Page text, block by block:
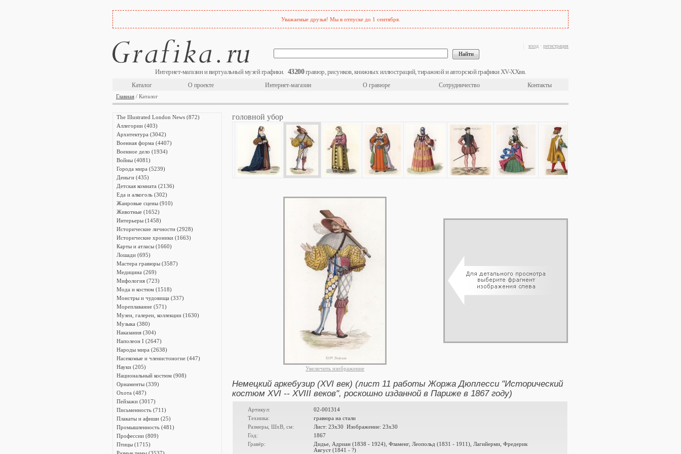
Уважаемые друзья! Мы в отпуске до 1 сентября.
вход · регистрация
Интернет-магазин и виртуальный музей графики. 43200гравюр, рисунков, книжных иллюстраций, тиражной и авторской графики XV-XXвв.
Каталог О проекте Интернет-магазин О гравюре Сотрудничество Контакты
Главная / Каталог
The Illustrated London News (872)
Аллегории (403)
Архитектура (3042)
Военная форма (4407)
Военное дело (1934)
Войны (4081)
Города мира (5239)
Деньги (435)
Детская комната (2136)
Еда и алкоголь (302)
Жанровые сцены (910)
Животные (1652)
Интерьеры (1458)
Исторические личности (2928)
Исторические хроники (1663)
Карты и атласы (1660)
Лошади (695)
Мастера гравюры (3587)
Медицина (269)
Мифология (723)
Мода и костюм (1518)
Монстры и чудовища (337)
Мореплавание (571)
Музеи, галереи, коллекции (1630)
Музыка (380)
Наказания (304)
Наполеон I (2647)
Народы мира (2638)
Насекомые и членистоногие (447)
Науки (205)
Национальный костюм (908)
Орнаменты (339)
Охота (487)
Пейзажи (3017)
Письменность (711)
Плакаты и афиши (25)
Промышленность (481)
Профессии (809)
Птицы (1715)
головной убор
Увеличить изображение
Немецкий аркебузир (XVI век) (лист 11 работы Жоржа Дюплесси "Исторический
костюм XVI -- XVIII веков", роскошно изданной в Париже в 1867 году)
Артикул:
02-001314
Техника:
гравюра на стали
Размеры, ШxВ, см:
Лист: 23x30 Изображение: 23x30
Год:
1867
Гравёр:
Дидье, Адриан (1838 - 1924), Фламенг, Леопольд (1831 - 1911), Лагийерми, Фредерик
Август (1841 - ?)